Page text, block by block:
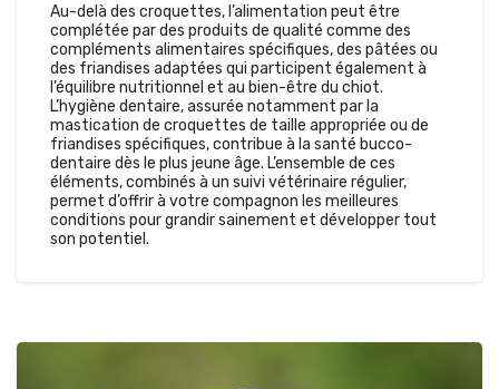
Au-delà des croquettes, l’alimentation peut être
complétée par des produits de qualité comme des
compléments alimentaires spécifiques, des pâtées ou
des friandises adaptées qui participent également à
l’équilibre nutritionnel et au bien-être du chiot.
L’hygiène dentaire, assurée notamment par la
mastication de croquettes de taille appropriée ou de
friandises spécifiques, contribue à la santé bucco-
dentaire dès le plus jeune âge. L’ensemble de ces
éléments, combinés à un suivi vétérinaire régulier,
permet d’offrir à votre compagnon les meilleures
conditions pour grandir sainement et développer tout
son potentiel.